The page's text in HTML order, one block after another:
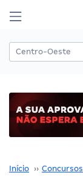
Início ›› Concursos